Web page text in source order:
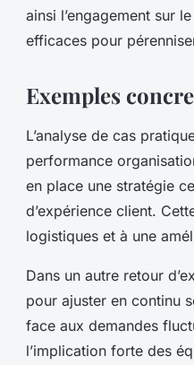
ainsi l’engagement sur
efficaces pour
Exemples
L’analyse de cas
performance
en place une stratégie
d’expérience client.
logistiques et à une
Dans un autre retour
pour ajuster en continu
face aux demandes
l’implication forte des